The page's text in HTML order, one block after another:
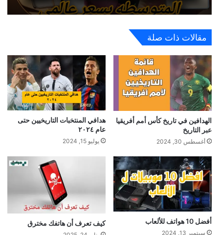
مقالات ذات صلة
الهدافين في تاريخ كأس أمم أفريقيا
عبر التاريخ
أغسطس 30, 2024
هدافي المنتخبات التاريخيين حتى
عام ٢٠٢٤
يوليو 15, 2024
أفضل 10 هواتف للألعاب
سبتمبر 13, 2024
كيف تعرف أن هاتفك مخترق